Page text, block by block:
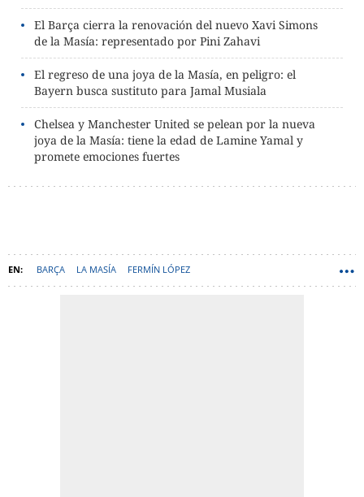
El Barça cierra la renovación del nuevo Xavi Simons
de la Masía: representado por Pini Zahavi
El regreso de una joya de la Masía, en peligro: el
Bayern busca sustituto para Jamal Musiala
Chelsea y Manchester United se pelean por la nueva
joya de la Masía: tiene la edad de Lamine Yamal y
promete emociones fuertes
BARÇA LA MASÍA FERMÍN LÓPEZ